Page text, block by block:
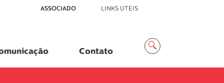
MenuASSOCIADO LINKS ÚTEIS
Contato
Busca